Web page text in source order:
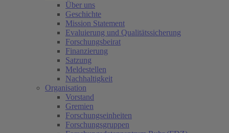
Über uns
Geschichte
Mission Statement
Evaluierung und Qualitätssicherung
Forschungsbeirat
Finanzierung
Satzung
Meldestellen
Nachhaltigkeit
Organisation
Vorstand
Gremien
Forschungseinheiten
Forschungsgruppen